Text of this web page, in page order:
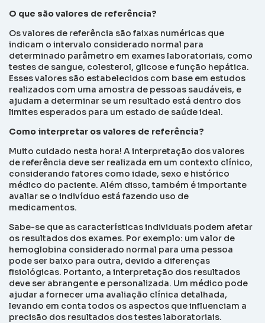
O que são valores de referência?
Os valores de referência são faixas numéricas que
indicam o intervalo considerado normal para
determinado parâmetro em exames laboratoriais, como
testes de sangue, colesterol, glicose e função hepática.
Esses valores são estabelecidos com base em estudos
realizados com uma amostra de pessoas saudáveis, e
ajudam a determinar se um resultado está dentro dos
limites esperados para um estado de saúde ideal.
Como interpretar os valores de referência?
Muito cuidado nesta hora! A interpretação dos valores
de referência deve ser realizada em um contexto clínico,
considerando fatores como idade, sexo e histórico
médico do paciente. Além disso, também é importante
avaliar se o indivíduo está fazendo uso de
medicamentos.
Sabe-se que as características individuais podem afetar
os resultados dos exames. Por exemplo: um valor de
hemoglobina considerado normal para uma pessoa
pode ser baixo para outra, devido a diferenças
fisiológicas. Portanto, a interpretação dos resultados
deve ser abrangente e personalizada. Um médico pode
ajudar a fornecer uma avaliação clínica detalhada,
levando em conta todos os aspectos que influenciam a
precisão dos resultados dos testes laboratoriais.